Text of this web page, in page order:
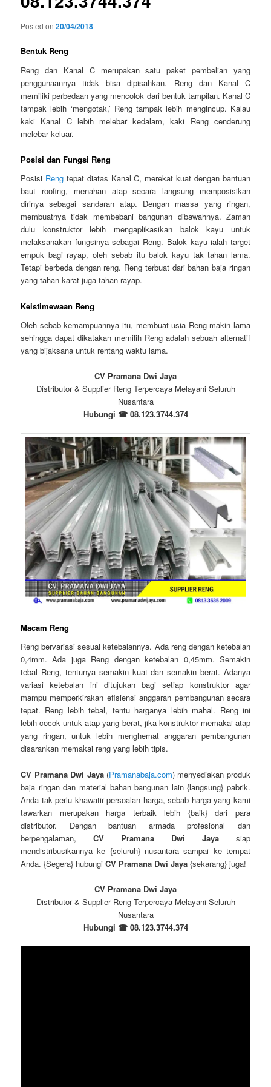
Posted on20/04/2018
Bentuk Reng
Reng dan Kanal C merupakan satu paket pembelian yang
penggunaannya tidak bisa dipisahkan. Reng dan Kanal C
memiliki perbedaan yang mencolok dari bentuk tampilan. Kanal C
tampak lebih ‘mengotak,’ Reng tampak lebih mengincup. Kalau
kaki Kanal C lebih melebar kedalam, kaki Reng cenderung
melebar keluar.
Posisi dan Fungsi Reng
Posisi Rengtepat diatas Kanal C, merekat kuat dengan bantuan
baut roofing, menahan atap secara langsung memposisikan
dirinya sebagai sandaran atap. Dengan massa yang ringan,
membuatnya tidak membebani bangunan dibawahnya. Zaman
dulu konstruktor lebih mengaplikasikan balok kayu untuk
melaksanakan fungsinya sebagai Reng. Balok kayu ialah target
empuk bagi rayap, oleh sebab itu balok kayu tak tahan lama.
Tetapi berbeda dengan reng. Reng terbuat dari bahan baja ringan
yang tahan karat juga tahan rayap.
Keistimewaan Reng
Oleh sebab kemampuannya itu, membuat usia Reng makin lama
sehingga dapat dikatakan memilih Reng adalah sebuah alternatif
yang bijaksana untuk rentang waktu lama.
CV Pramana Dwi Jaya
Distributor & Supplier Reng Terpercaya Melayani Seluruh
Nusantara
Hubungi ☎ 08.123.3744.374
Macam Reng
Reng bervariasi sesuai ketebalannya. Ada reng dengan ketebalan
0,4mm. Ada juga Reng dengan ketebalan 0,45mm. Semakin
tebal Reng, tentunya semakin kuat dan semakin berat. Adanya
variasi ketebalan ini ditujukan bagi setiap konstruktor agar
mampu memperkirakan efisiensi anggaran pembangunan secara
tepat. Reng lebih tebal, tentu harganya lebih mahal. Reng ini
lebih cocok untuk atap yang berat, jika konstruktor memakai atap
yang ringan, untuk lebih menghemat anggaran pembangunan
disarankan memakai reng yang lebih tipis.
CV Pramana Dwi Jaya(Pramanabaja.com) menyediakan produk
baja ringan dan material bahan bangunan lain {langsung} pabrik.
Anda tak perlu khawatir persoalan harga, sebab harga yang kami
tawarkan merupakan harga terbaik lebih {baik} dari para
distributor. Dengan bantuan armada profesional dan
berpengalaman,CV Pramana Dwi Jayasiap
mendistribusikannya ke {seluruh} nusantara sampai ke tempat
Anda. {Segera} hubungiCV Pramana Dwi Jaya {sekarang} juga!
CV Pramana Dwi Jaya
Distributor & Supplier Reng Terpercaya Melayani Seluruh
Nusantara
Hubungi ☎ 08.123.3744.374